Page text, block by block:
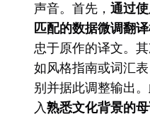
声音。首先， 通过
匹配的数据微调翻
忠于原作的译文。
如风格指南或词汇
别并据此调整输出
入熟悉文化背景的